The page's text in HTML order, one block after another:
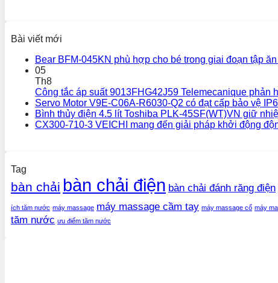
Bài viết mới
Bear BFM-045KN phù hợp cho bé trong giai đoạn tập
05
Th8
Công tắc áp suất 9013FHG42J59 Telemecanique phản
Servo Motor V9E-C06A-R6030-Q2 có đạt cấp bảo vệ
Bình thủy điện 4.5 lít Toshiba PLK-45SF(WT)VN giữ
CX300-710-3 VEICHI mang đến giải pháp khởi động
Tag
bàn chải bàn chải điện bàn chải đánh răng điện
ích tăm nước máy massage máy massage cầm tay máy massage cổ máy
tăm nước ưu điểm tăm nước